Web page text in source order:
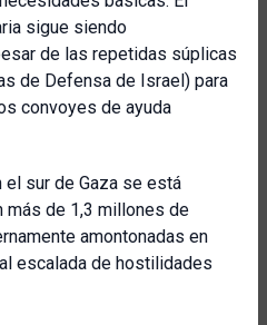
sigue siendo
de las repetidas súplicas
de Defensa de Israel) para
convoyes de ayuda
el sur de Gaza se está
de 1,3 millones de
amontonadas en
escalada de hostilidades